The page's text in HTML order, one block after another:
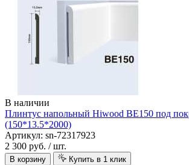
В наличии
Плинтус напольный Hiwood BE150 под
(150*13.5*2000)
Артикул: sn-72317923
2 300 руб. / шт.
В корзину Купить в 1 клик